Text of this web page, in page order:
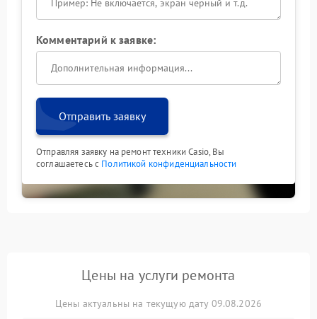
Комментарий к заявке:
Отправить заявку
Отправляя заявку на ремонт техники Casio, Вы
соглашаетесь с Политикой конфиденциальности
Цены на услуги ремонта
Цены актуальны на текущую дату 09.08.2026